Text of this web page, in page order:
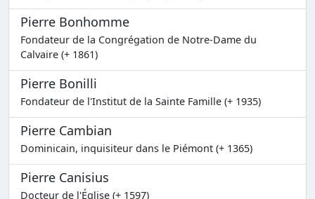
Pierre Bonhomme
Fondateur de la Congrégation de Notre-Dame du
Calvaire (+ 1861)
Pierre Bonilli
Fondateur de l'Institut de la Sainte Famille (+ 1935)
Pierre Cambian
Dominicain, inquisiteur dans le Piémont (+ 1365)
Pierre Canisius
Docteur de l'Église (+ 1597)